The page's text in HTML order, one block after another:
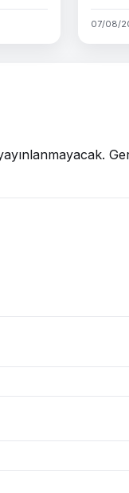
07/08/